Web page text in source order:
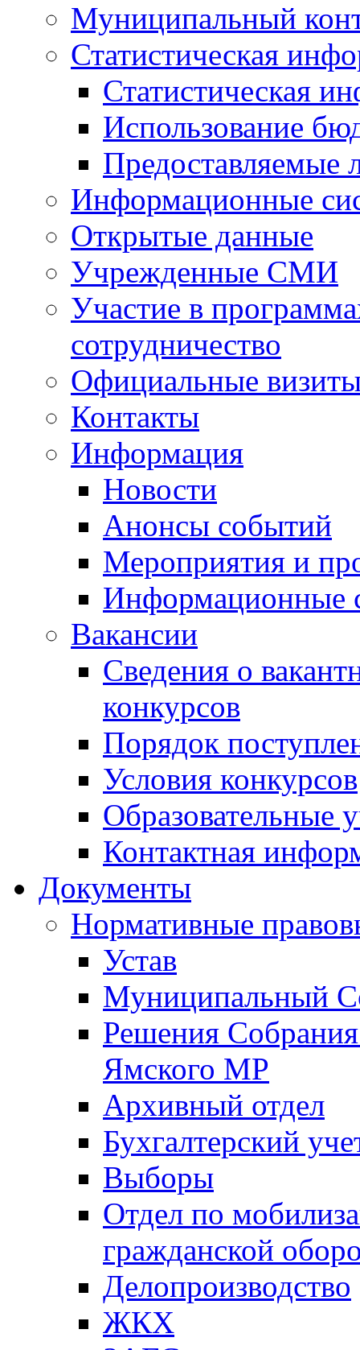
Муниципальный
Статистическая
Статистическая
Использование
Предоставляемые
Информационные
Открытые данные
Учрежденные СМИ
Участие в
сотрудничество
Официальные
Контакты
Информация
Новости
Анонсы событий
Мероприятия и
Информационные
Вакансии
Сведения о
конкурсов
Порядок
Условия конкурсов
Образовательные
Контактная
Документы
Нормативные
Устав
Муниципальный
Решения
Ямского МР
Архивный отдел
Бухгалтерский
Выборы
Отдел по
гражданской
Делопроизводство
ЖКХ